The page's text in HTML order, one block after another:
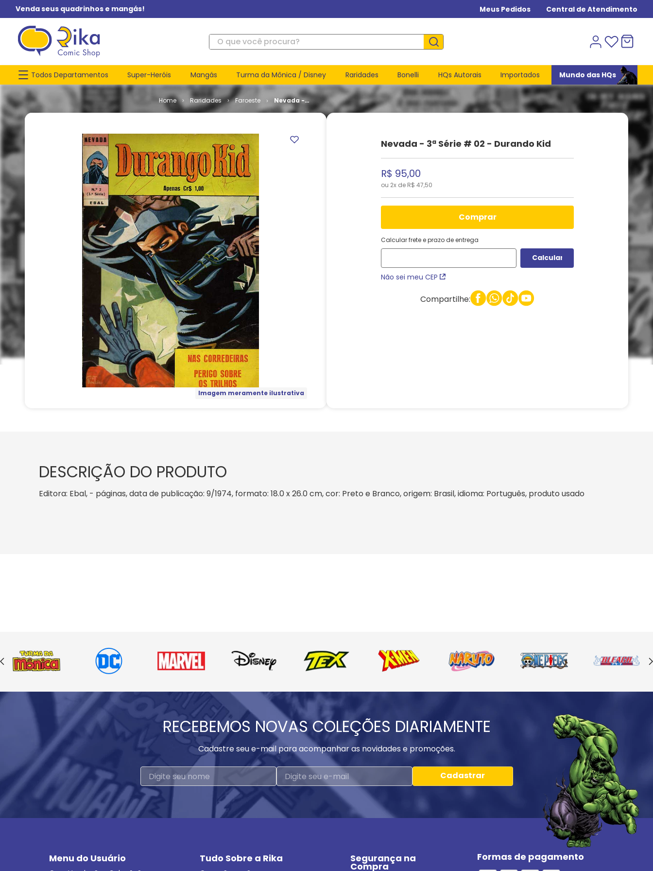
Venda seus quadrinhos e mangás! Meus Pedidos Central de Atendimento
O que você procura?
Todos Departamentos Super-Heróis Mangás Turma da Mônica / Disney Raridades Bonelli HQs Autorais Importados Mundo das HQs
Raridades Faroeste
Nevada -
3ª Série #
Imagem meramente ilustrativa
Nevada - 3ª Série # 02 - Durando Kid
R$ 95,00
ou 2x de R$ 47,50
comprar
Calcular frete e prazo de entrega
Não sei meu CEP
Compartilhe:
DESCRIÇÃO DO PRODUTO
Editora: Ebal, - páginas, data de publicação: 9/1974, formato: 18.0 x 26.0 cm, cor: Preto e Branco, origem: Brasil, idioma: Português, produto usado
RECEBEMOS NOVAS COLEÇÕES DIARIAMENTE
Cadastre seu e-mail para acompanhar as novidades e promoções.
Cadastrar
Menu do Usuário Tudo Sobre a Rika Segurança na
Compra
Formas de pagamento